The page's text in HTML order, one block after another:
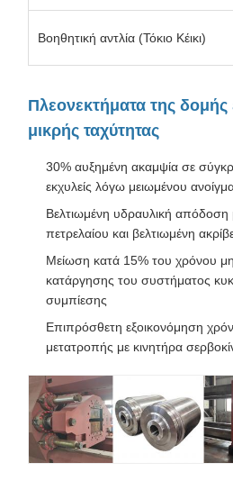
Βοηθητική αντλία (Τόκιο Κέικι)
Πλεονεκτήματα της
μικρής ταχύτητας
30% αυξημένη ακαμψία σε
εκχυλείς λόγω μειωμένου
Βελτιωμένη υδραυλική
πετρελαίου και βελτιωμένη
Μείωση κατά 15% του χρόνου
κατάργησης του συστήματος
συμπίεσης
Επιπρόσθετη εξοικονόμηση
μετατροπής με κινητήρα